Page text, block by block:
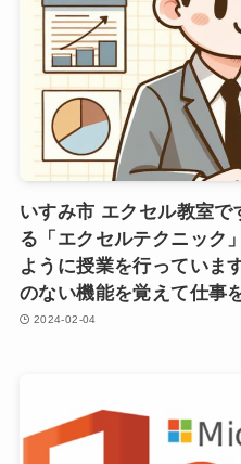
いすみ市 エクセル教室
る「エクセルテクニック
ように授業を行っていま
のない機能を覚えて仕事
2024-02-04